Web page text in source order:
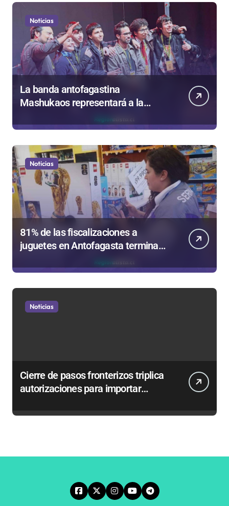
Noticias
La banda antofagastina
Mashukaos representará a la
de Valparaíso
Noticias
81% de las fiscalizaciones a
juguetes en Antofagasta termina
en sumarios sanitarios
Noticias
Cierre de pasos fronterizos triplica
autorizaciones para importar